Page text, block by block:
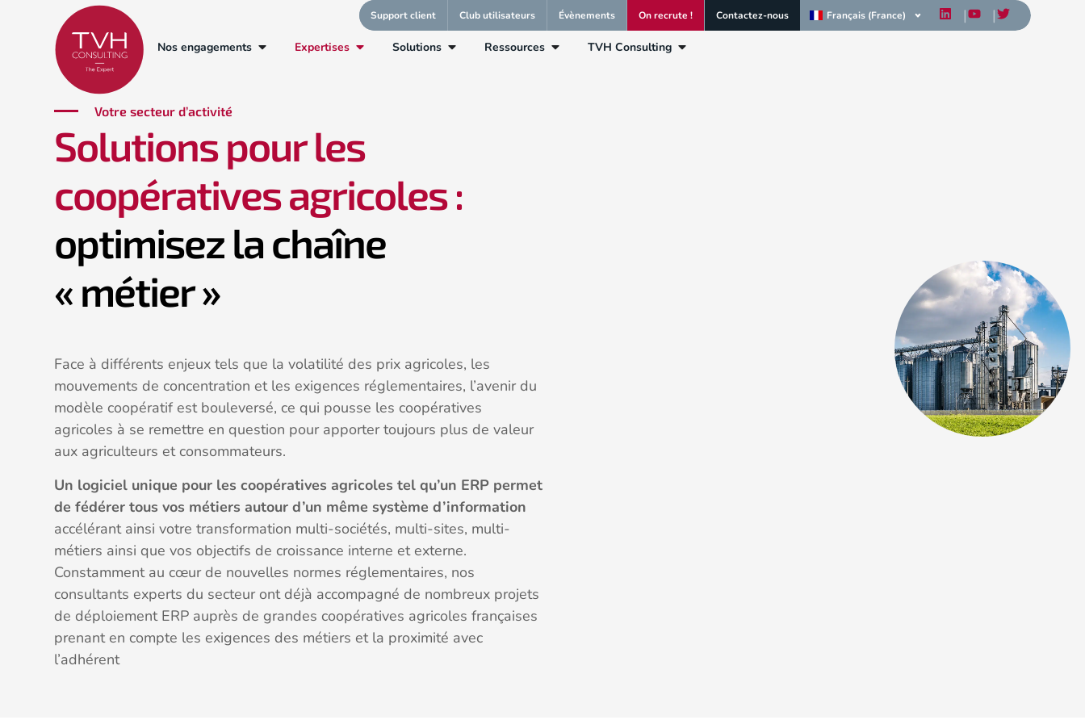
Support client Club utilisateurs Évènements On recrute ! Contactez-nous Français (France)
Nos engagements Expertises Solutions Ressources TVH Consulting
Votre secteur d’activité
Solutions pour les
coopératives agricoles :
optimisez la chaîne
« métier »
Face à différents enjeux tels que la volatilité des prix agricoles, les
mouvements de concentration et les exigences réglementaires, l’avenir du
modèle coopératif est bouleversé, ce qui pousse les coopératives
agricoles à se remettre en question pour apporter toujours plus de valeur
aux agriculteurs et consommateurs.
Un logiciel unique pour les coopératives agricoles tel qu’un ERP permet
de fédérer tous vos métiers autour d’un même système d’information
accélérant ainsi votre transformation multi-sociétés, multi-sites, multi-
métiers ainsi que vos objectifs de croissance interne et externe.
Constamment au cœur de nouvelles normes réglementaires, nos
consultants experts du secteur ont déjà accompagné de nombreux projets
de déploiement ERP auprès de grandes coopératives agricoles françaises
prenant en compte les exigences des métiers et la proximité avec
l’adhérent